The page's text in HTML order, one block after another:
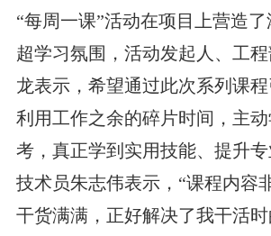
“每周一课”活动在项目上营造
超学习氛围，活动发起人、工
龙表示，希望通过此次系列课
利用工作之余的碎片时间，主
考，真正学到实用技能、提升专
技术员朱志伟表示，“课程内容
干货满满，正好解决了我干活